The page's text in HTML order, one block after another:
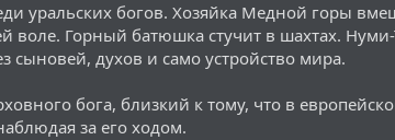
уральских богов. Хозяйка Медной горы
воле. Горный батюшка стучит в шахтах.
сыновей, духов и само устройство мира.
бога, близкий к тому, что в
за его ходом.